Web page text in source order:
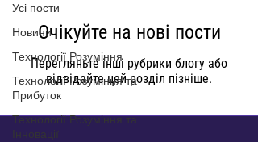
Усі пости
Новини
Технології Розуміння
Технології Розуміння та
Прибуток
Технології Розуміння та
Інновації
Очікуйте на нові пости
Перегляньте інші рубрики блогу або
відвідайте цей розділ пізніше.